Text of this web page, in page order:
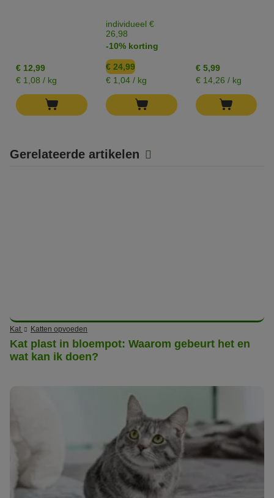
Gerelateerde artikelen
Kat Katten opvoeden
Kat plast in bloempot: Waarom gebeurt het en
wat kan ik doen?
€ 12,99
€ 1,08 / kg
individueel €
26,98
-10% korting
€ 24,99
€ 1,04 / kg
€ 5,99
€ 14,26 / kg